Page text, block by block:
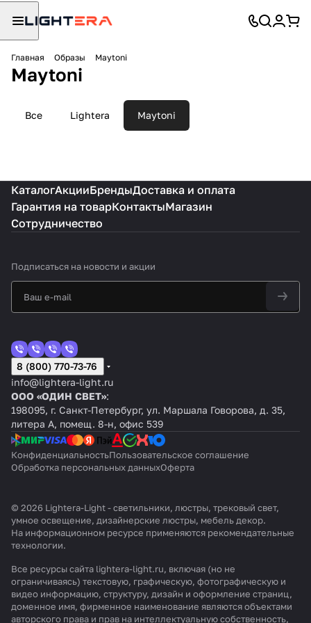
Главная Образы Maytoni
Maytoni
Все Lightera Maytoni
Коллекция Status
КаталогАкцииБрендыДоставка и оплата
Гарантия на товарКонтактыМагазин
Сотрудничество
Подписаться на новости и акции
8 (800) 770-73-76
info@lightera-light.ru
ООО «ОДИН СВЕТ»:
198095, г. Санкт-Петербург, ул. Маршала Говорова, д. 35,
литера А, помещ. 8-н, офис 539
КонфиденциальностьПользовательское соглашение
Обработка персональных данныхОферта
© 2026 Lightera-Light - светильники, люстры, трековый свет,
умное освещение, дизайнерские люстры, мебель декор.
На информационном ресурсе применяются рекомендательные
технологии.
Все ресурсы сайта lightera-light.ru, включая (но не
ограничиваясь) текстовую, графическую, фотографическую и
видео информацию, структуру, дизайн и оформление страниц,
доменное имя, фирменное наименование являются объектами
авторского права и прав на интеллектуальную собственность,